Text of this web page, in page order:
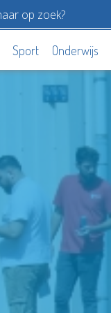
Sport Onderwijs